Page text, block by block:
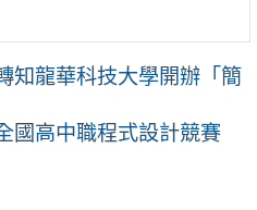
知龍華科技大學開辦「簡
國高中職程式設計競賽